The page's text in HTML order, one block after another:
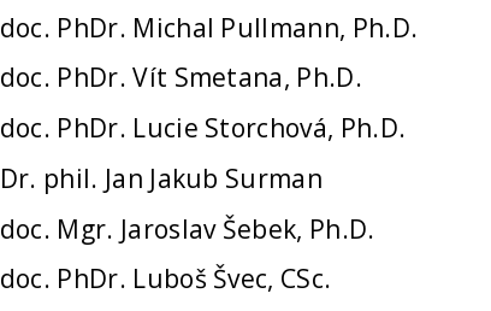
doc. PhDr. Michal Pullmann, Ph.D.
doc. PhDr. Vít Smetana, Ph.D.
doc. PhDr. Lucie Storchová, Ph.D.
Dr. phil. Jan Jakub Surman
doc. Mgr. Jaroslav Šebek, Ph.D.
doc. PhDr. Luboš Švec, CSc.